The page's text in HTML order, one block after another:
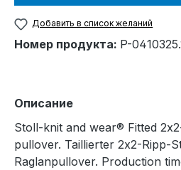
Добавить в список желаний
Номер продукта: P-
Описание
Stoll-knit and wear® Fitted
pullover. Taillierter 2x2-Ripp-
Raglanpullover. Production